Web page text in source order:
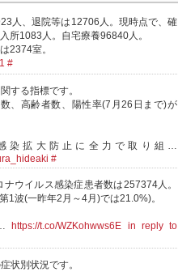
人、退院等は12706人。現時点で、確
所1083人。自宅療養96840人。
2374室。
#
する指標です。
、高齢者数、陽性率(7月26日まで)が
染拡大防止に全力で取り組…
#
ウイルス感染症患者数は257374人。
1波(一昨年2月～4月)では21.0%)。
https://t.co/WZKohwws6E in reply to
状別状況です。